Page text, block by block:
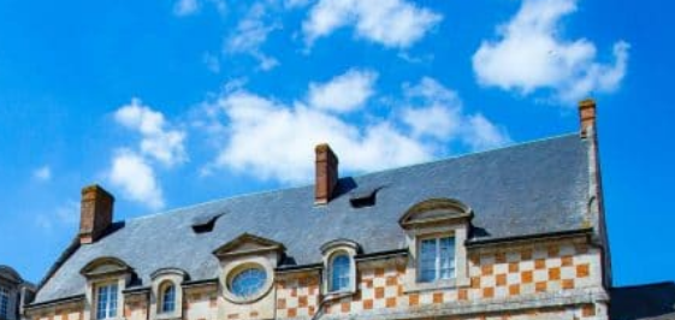
ACTION SOCIALE VIE ASSOCIATIVE - SPORTIVE